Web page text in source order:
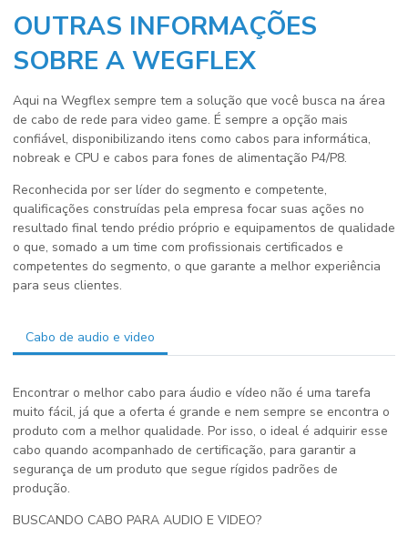
OUTRAS INFORMAÇÕES
SOBRE A WEGFLEX
Aqui na Wegflex sempre tem a solução que você busca na área
de cabo de rede para video game. É sempre a opção mais
confiável, disponibilizando itens como cabos para informática,
nobreak e CPU e cabos para fones de alimentação P4/P8.
Reconhecida por ser líder do segmento e competente,
qualificações construídas pela empresa focar suas ações no
resultado final tendo prédio próprio e equipamentos de qualidade
o que, somado a um time com profissionais certificados e
competentes do segmento, o que garante a melhor experiência
para seus clientes.
Cabo de audio e video
Encontrar o melhor cabo para áudio e vídeo não é uma tarefa
muito fácil, já que a oferta é grande e nem sempre se encontra o
produto com a melhor qualidade. Por isso, o ideal é adquirir esse
cabo quando acompanhado de certificação, para garantir a
segurança de um produto que segue rígidos padrões de
produção.
BUSCANDO CABO PARA AUDIO E VIDEO?